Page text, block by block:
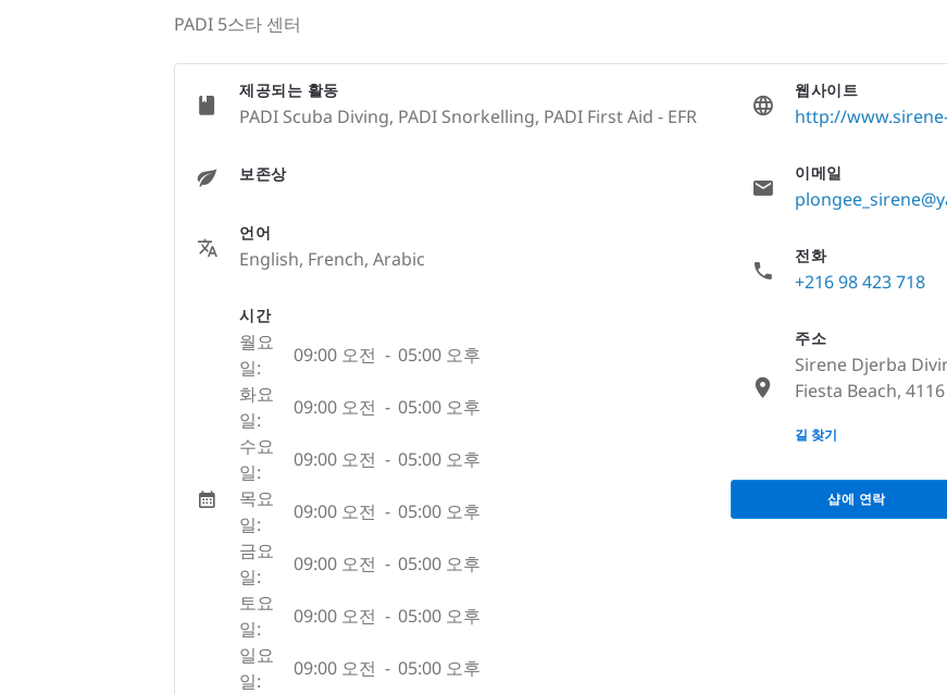
PADI 5스타 센터
제공되는 활동
PADI Scuba Diving, PADI Snorkelling, PADI First Aid - EFR
보존상
언어
English, French, Arabic
시간
월요
일:
09:00 오전 - 05:00 오후
화요
일:
09:00 오전 - 05:00 오후
수요
일:
09:00 오전 - 05:00 오후
목요
일:
09:00 오전 - 05:00 오후
금요
일:
09:00 오전 - 05:00 오후
토요
일:
09:00 오전 - 05:00 오후
일요
일:
09:00 오전 - 05:00 오후
웹사이트
http://
이메일
전화
+216 98 423 718
주소
Sirene Djerba
Fiesta Beach,
None
길 찾기
샵에 연락